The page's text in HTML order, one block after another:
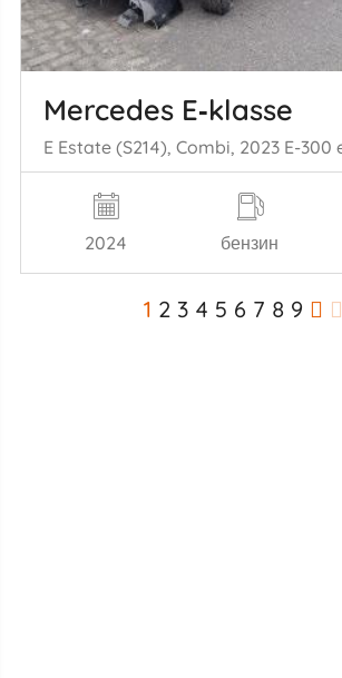
Mercedes E‑klasse
2024 бензин
1 2 3 4 5 6 7 8 9